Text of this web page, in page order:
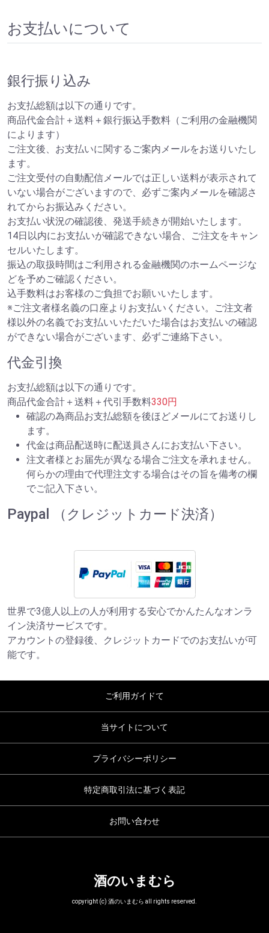
お支払いについて
銀行振り込み
お支払総額は以下の通りです。
商品代金合計＋送料＋銀行振込手数料（ご利用の金融機関
によります）
ご注文後、お支払いに関するご案内メールをお送りいたし
ます。
ご注文受付の自動配信メールでは正しい送料が表示されて
いない場合がございますので、必ずご案内メールを確認さ
れてからお振込みください。
お支払い状況の確認後、発送手続きが開始いたします。
14日以内にお支払いが確認できない場合、ご注文をキャン
セルいたします。
振込の取扱時間はご利用される金融機関のホームページな
どを予めご確認ください。
込手数料はお客様のご負担でお願いいたします。
※ご注文者様名義の口座よりお支払いください。ご注文者
様以外の名義でお支払いいただいた場合はお支払いの確認
ができない場合がございます、必ずご連絡下さい。
代金引換
お支払総額は以下の通りです。
商品代金合計＋送料＋代引手数料330円
確認の為商品お支払総額を後ほどメールにてお送りし
ます。
代金は商品配送時に配送員さんにお支払い下さい。
注文者様とお届先が異なる場合ご注文を承れません。
何らかの理由で代理注文する場合はその旨を備考の欄
でご記入下さい。
Paypal （クレジットカード決済）
世界で3億人以上の人が利用する安心でかんたんなオンラ
イン決済サービスです。
アカウントの登録後、クレジットカードでのお支払いが可
能です。
ご利用ガイドて
当サイトについて
プライバシーポリシー
特定商取引法に基づく表記
お問い合わせ
酒のいまむら
copyright (c) 酒のいまむら all rights reserved.